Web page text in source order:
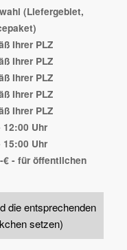
(Liefergebiet,
Ihrer PLZ
Ihrer PLZ
Ihrer PLZ
Ihrer PLZ
Ihrer PLZ
Uhr
Uhr
€ - für öffentlichen
die entsprechenden
setzen)